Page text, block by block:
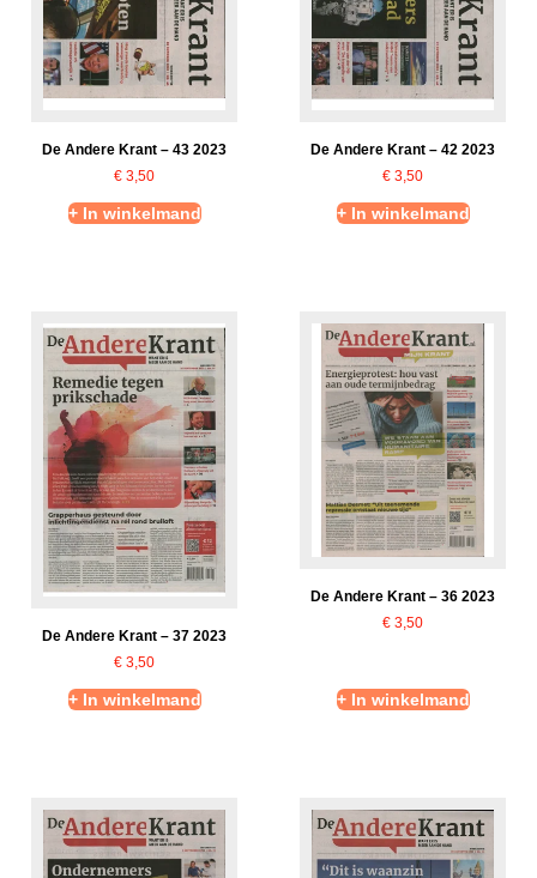
De Andere Krant – 43 2023
€ 3,50
+ In winkelmand
De Andere Krant – 42 2023
€ 3,50
+ In winkelmand
De Andere Krant – 37 2023
€ 3,50
+ In winkelmand
De Andere Krant – 36 2023
€ 3,50
+ In winkelmand